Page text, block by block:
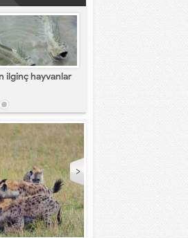
ilginç hayvanlar